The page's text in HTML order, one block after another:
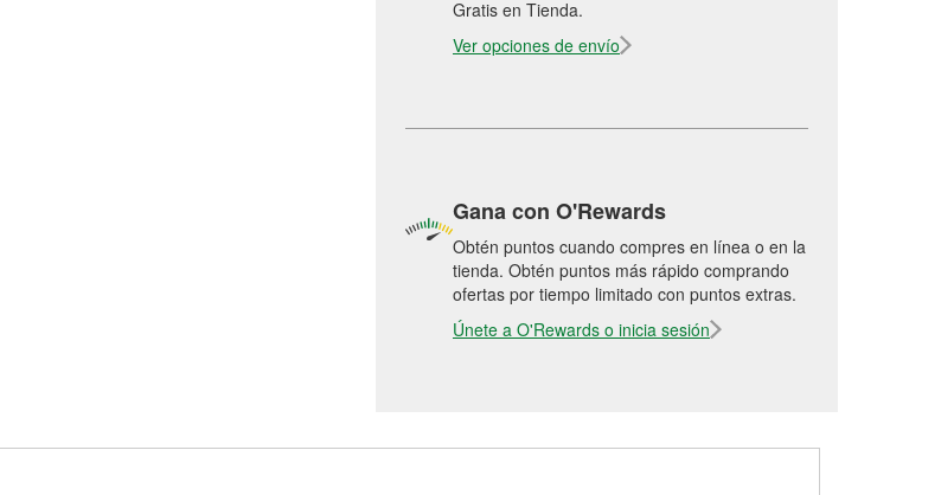
Gratis en Tienda.
Ver opciones de envío
Gana con O'Rewards
Obtén puntos cuando compres en línea o en la
tienda. Obtén puntos más rápido comprando
ofertas por tiempo limitado con puntos extras.
Únete a O'Rewards o inicia sesión